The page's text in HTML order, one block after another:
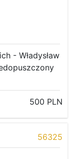
- Władysław
500 PLN
56325